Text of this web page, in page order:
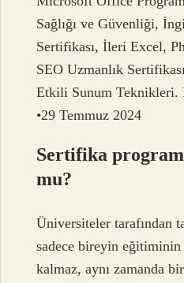
Sağlığı ve Güvenliği,
Sertifikası, İleri Excel,
SEO Uzmanlık
Etkili Sunum Teknikleri.
•29 Temmuz 2024
Sertifika
mu?
Üniversiteler tarafından
sadece bireyin
kalmaz, aynı zamanda